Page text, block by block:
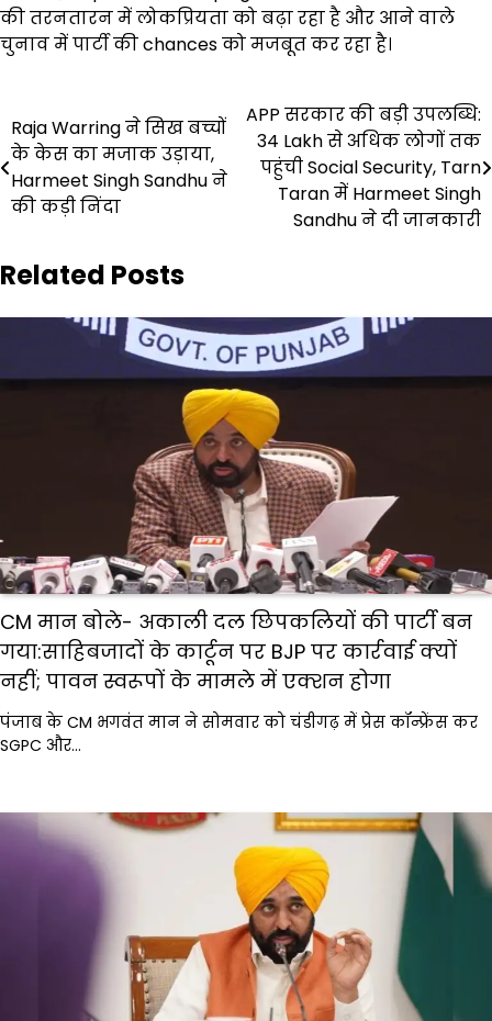
की तरनतारन में लोकप्रियता को बढ़ा रहा है और आने वाले
चुनाव में पार्टी की chances को मजबूत कर रहा है।
Post
navigation
Raja Warring ने सिख बच्चों
के केस का मजाक उड़ाया,
Harmeet Singh Sandhu ने
की कड़ी निंदा
APP सरकार की बड़ी उपलब्धि:
34 Lakh से अधिक लोगों तक
पहुंची Social Security, Tarn
Taran में Harmeet Singh
Sandhu ने दी जानकारी
Related Posts
CM मान बोले- अकाली दल छिपकलियों की पार्टी बन
गया:साहिबजादों के कार्टून पर BJP पर कार्रवाई क्यों
नहीं; पावन स्वरूपों के मामले में एक्शन होगा
पंजाब के CM भगवंत मान ने सोमवार को चंडीगढ़ में प्रेस कॉन्फ्रेंस कर
SGPC और…